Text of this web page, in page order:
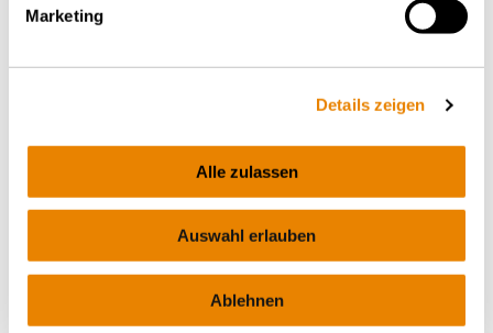
Marketing
Details zeigen
Alle zulassen
Auswahl erlauben
Ablehnen
Wagon-silo pour pulvérulents, 70m³, Uacns
CIMENT